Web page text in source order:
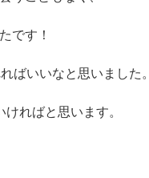
です！
ばいいなと思いました。
ればと思います。